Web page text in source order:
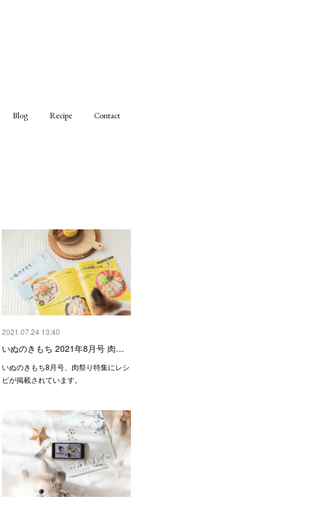
Blog Recipe Contact
2021.07.24 13:40
いぬのきもち 2021年8月号 肉…
いぬのきもち8月号、肉祭り特集にレシ
ピが掲載されています。